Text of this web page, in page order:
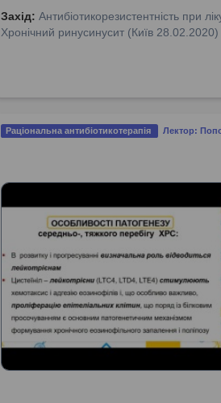
Захід: Антибіотикорезистентність при
Хронічний ринусинусит (Київ 28.02.2020)
Раціональна антибіотикотерапія Лектор: